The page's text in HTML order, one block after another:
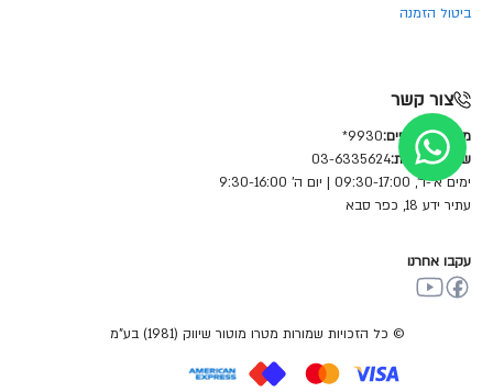
ביטול הזמנה
צור קשר
מחלקת חלפים:9930*
שירות לקוחות:03-6335624
ימים א'-ד', 09:30-17:00 | יום ה' 9:30-16:00
עתיר ידע 18, כפר סבא
עקבו אחרנו
© כל הזכויות שמורות מטרו מוטור שיווק (1981) בע"מ